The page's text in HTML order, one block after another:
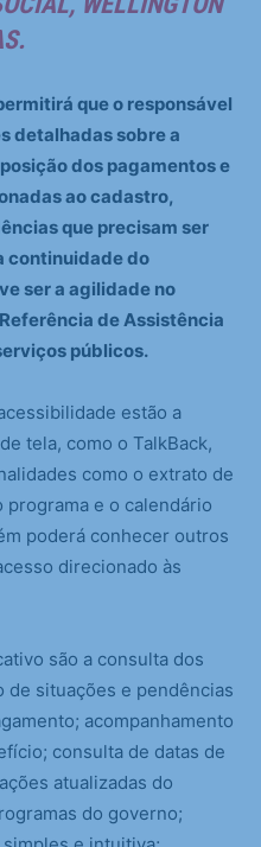
que o responsável
detalhadas sobre a
dos pagamentos e
ao cadastro,
que precisam ser
continuidade do
ser a agilidade no
de Assistência
públicos.
estão a
tela, como o TalkBack,
como o extrato de
programa e o calendário
poderá conhecer outros
direcionado às
são a consulta dos
situações e pendências
acompanhamento
consulta de datas de
atualizadas do
do governo;